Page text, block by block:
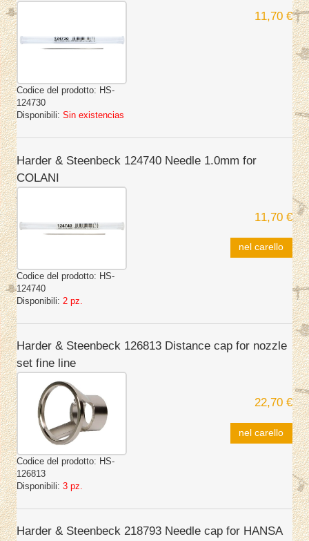
Codice del prodotto: HS-
124730
Disponibili: Sin existencias
11,70 €
Harder & Steenbeck 124740 Needle 1.0mm for
COLANI
Codice del prodotto: HS-
124740
Disponibili: 2 pz.
11,70 €
nel carello
Harder & Steenbeck 126813 Distance cap for nozzle
set fine line
Codice del prodotto: HS-
126813
Disponibili: 3 pz.
22,70 €
nel carello
Harder & Steenbeck 218793 Needle cap for HANSA